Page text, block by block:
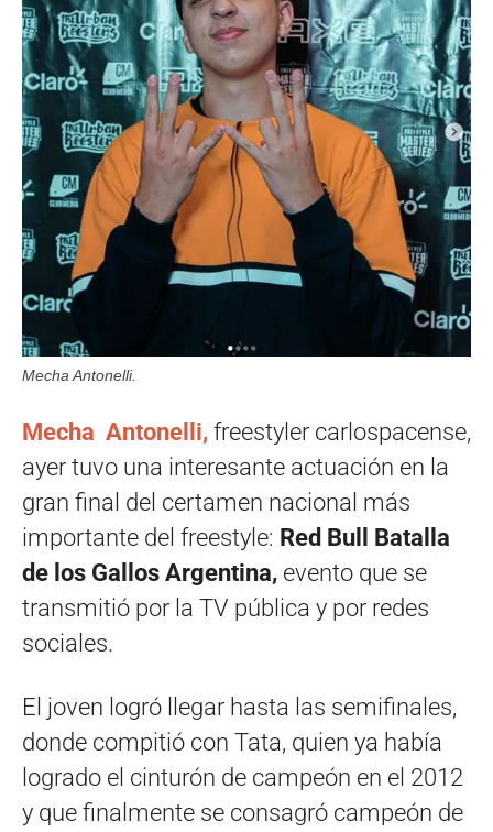
Mecha Antonelli.
Mecha Antonelli, freestyler carlospacense,
ayer tuvo una interesante actuación en la
gran final del certamen nacional más
importante del freestyle: Red Bull Batalla
de los Gallos Argentina, evento que se
transmitió por la TV pública y por redes
sociales.
El joven logró llegar hasta las semifinales,
donde compitió con Tata, quien ya había
logrado el cinturón de campeón en el 2012
y que finalmente se consagró campeón de